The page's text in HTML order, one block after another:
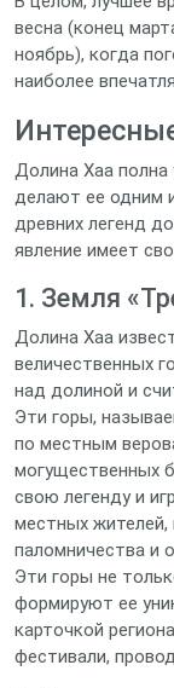
весна (конец
ноябрь), когда
наиболее
Долина Хаа полна
делают ее одним
древних легенд
явление имеет
1. Земля
Долина Хаа
величественных
над долиной и
Эти горы,
по местным
могущественных
свою легенду и
местных
паломничества и
Эти горы не
формируют ее
карточкой
фестивали,